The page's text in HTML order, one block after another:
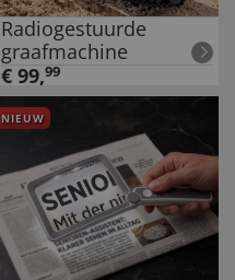
Radiogestuurde
graafmachine
€ 99,99
NIEUW